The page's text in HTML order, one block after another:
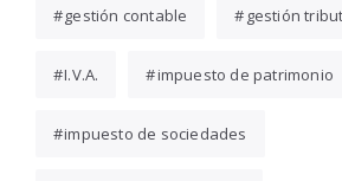
gestión contable gestión
I.V.A. impuesto de patrimonio
impuesto de sociedades